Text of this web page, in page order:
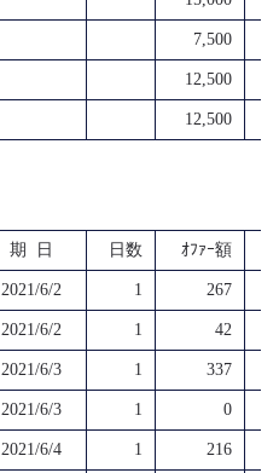
7,500
12,500
12,500
期 日 日数 ｵﾌｧｰ額
2021/6/2 1 267
2021/6/2 1 42
2021/6/3 1 337
2021/6/3 1 0
2021/6/4 1 216